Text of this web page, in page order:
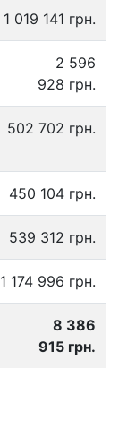
1 019 141 грн.
2 596
928 грн.
502 702 грн.
450 104 грн.
539 312 грн.
1 174 996 грн.
8 386
915 грн.